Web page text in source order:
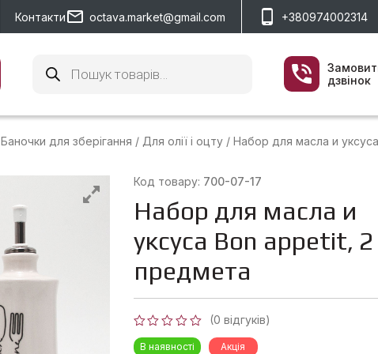
Контакти octava.market@gmail.com +380974002314
товарів
дзвінок
Баночки для зберігання / Для олії і оцту / Набор для масла и
Код товару: 700-07-17
Набор для масла и
уксуса Bon appetit, 2
предмета
Оцінено
в
(0 відгуків)
В наявності Акція